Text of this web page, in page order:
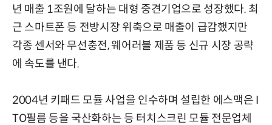
년 매출 1조원에 달하는 대형 중견기업으로 성장했다. 최
근 스마트폰 등 전방시장 위축으로 매출이 급감했지만
각종 센서와 무선충전, 웨어러블 제품 등 신규 시장 공략
에 속도를 낸다.
2004년 키패드 모듈 사업을 인수하며 설립한 에스맥은 I
TO필름 등을 국산화하는 등 터치스크린 모듈 전문업체